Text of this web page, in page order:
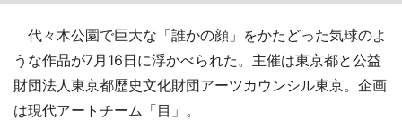
代々木公園で巨大な「誰かの顔」をかたどった気球のよ
うな作品が7月16日に浮かべられた。主催は東京都と公益
財団法人東京都歴史文化財団アーツカウンシル東京。企画
は現代アートチーム「目」。